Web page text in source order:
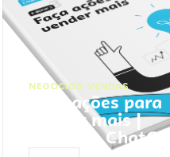
NEGÓCIOS, VENDAS
Faça ações para
vender mais |
Prompts ChatGPT